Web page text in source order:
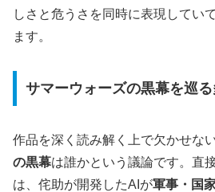
しさと危うさを同時に表現してい
ます。
サマーウォーズの黒幕を巡
作品を深く読み解く上で欠かせない
の黒幕は誰かという議論です。直
は、侘助が開発したAIが軍事・国